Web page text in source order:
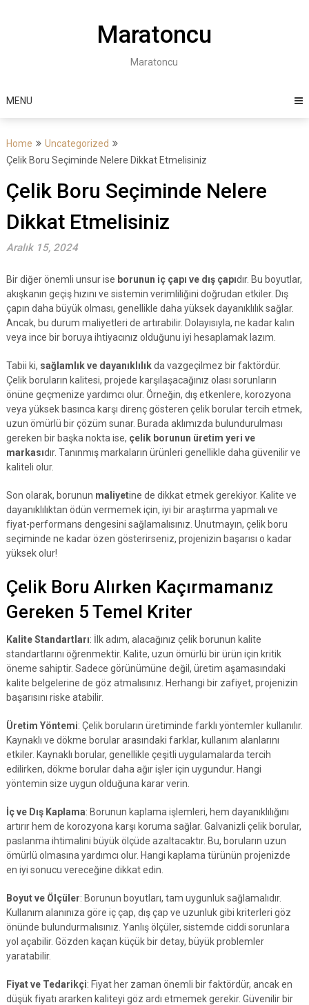
Maratoncu
Maratoncu
MENU
Home
Uncategorized
Çelik Boru Seçiminde Nelere Dikkat Etmelisiniz
Çelik Boru Seçiminde Nelere
Dikkat Etmelisiniz
Aralık 15, 2024
Bir diğer önemli unsur ise borunun iç çapı ve dış çapıdır. Bu boyutlar,
akışkanın geçiş hızını ve sistemin verimliliğini doğrudan etkiler. Dış
çapın daha büyük olması, genellikle daha yüksek dayanıklılık sağlar.
Ancak, bu durum maliyetleri de artırabilir. Dolayısıyla, ne kadar kalın
veya ince bir boruya ihtiyacınız olduğunu iyi hesaplamak lazım.
Tabii ki, sağlamlık ve dayanıklılıkda vazgeçilmez bir faktördür.
Çelik boruların kalitesi, projede karşılaşacağınız olası sorunların
önüne geçmenize yardımcı olur. Örneğin, dış etkenlere, korozyona
veya yüksek basınca karşı direnç gösteren çelik borular tercih etmek,
uzun ömürlü bir çözüm sunar. Burada aklımızda bulundurulması
gereken bir başka nokta ise, çelik borunun üretim yeri ve
markasıdır. Tanınmış markaların ürünleri genellikle daha güvenilir ve
kaliteli olur.
Son olarak, borunun maliyetine de dikkat etmek gerekiyor. Kalite ve
dayanıklılıktan ödün vermemek için, iyi bir araştırma yapmalı ve
fiyat-performans dengesini sağlamalısınız. Unutmayın, çelik boru
seçiminde ne kadar özen gösterirseniz, projenizin başarısı o kadar
yüksek olur!
Çelik Boru Alırken Kaçırmamanız
Gereken 5 Temel Kriter
Kalite Standartları: İlk adım, alacağınız çelik borunun kalite
standartlarını öğrenmektir. Kalite, uzun ömürlü bir ürün için kritik
öneme sahiptir. Sadece görünümüne değil, üretim aşamasındaki
kalite belgelerine de göz atmalısınız. Herhangi bir zafiyet, projenizin
başarısını riske atabilir.
Üretim Yöntemi: Çelik boruların üretiminde farklı yöntemler kullanılır.
Kaynaklı ve dökme borular arasındaki farklar, kullanım alanlarını
etkiler. Kaynaklı borular, genellikle çeşitli uygulamalarda tercih
edilirken, dökme borular daha ağır işler için uygundur. Hangi
yöntemin size uygun olduğuna karar verin.
İç ve Dış Kaplama: Borunun kaplama işlemleri, hem dayanıklılığını
artırır hem de korozyona karşı koruma sağlar. Galvanizli çelik borular,
paslanma ihtimalini büyük ölçüde azaltacaktır. Bu, boruların uzun
ömürlü olmasına yardımcı olur. Hangi kaplama türünün projenizde
en iyi sonucu vereceğine dikkat edin.
Boyut ve Ölçüler: Borunun boyutları, tam uygunluk sağlamalıdır.
Kullanım alanınıza göre iç çap, dış çap ve uzunluk gibi kriterleri göz
önünde bulundurmalısınız. Yanlış ölçüler, sistemde ciddi sorunlara
yol açabilir. Gözden kaçan küçük bir detay, büyük problemler
yaratabilir.
Fiyat ve Tedarikçi: Fiyat her zaman önemli bir faktördür, ancak en
düşük fiyatı ararken kaliteyi göz ardı etmemek gerekir. Güvenilir bir